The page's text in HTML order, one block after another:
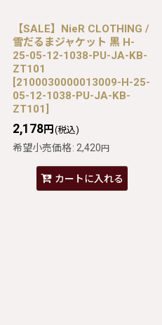
【SALE】NieR CLOTHING /
雪だるまジャケット 黒 H-
25-05-12-1038-PU-JA-KB-
ZT101
[2100030000013009-H-25-
05-12-1038-PU-JA-KB-
ZT101 ]
2,178円 (税込)
希望小売価格: 2,420円
カートに入れる